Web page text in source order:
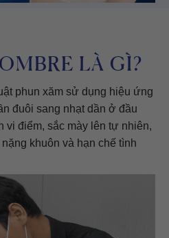
LÀ GÌ?
phun xăm sử dụng hiệu ứng
đuôi sang nhạt dần ở đầu
vi điểm, sắc mày lên tự nhiên,
khuôn và hạn chế tình